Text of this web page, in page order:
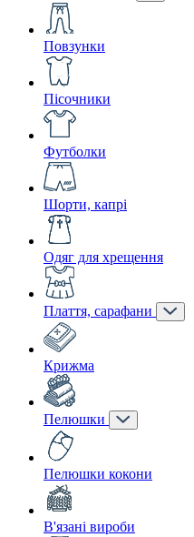
Повзунки
Пісочники
Футболки
Шорти, капрі
Одяг для хрещення
Плаття, сарафани
Крижма
Пелюшки
Пелюшки кокони
В'язані вироби